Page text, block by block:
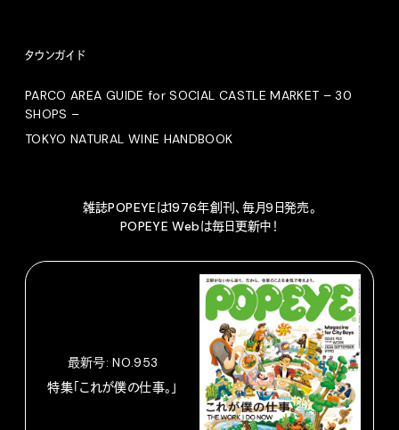
タウンガイド
PARCO AREA GUIDE for SOCIAL CASTLE MARKET – 30
SHOPS –
TOKYO NATURAL WINE HANDBOOK
雑誌POPEYEは1976年創刊、毎月9日発売。
POPEYE Webは毎日更新中！
最新号: NO.953
特集「これが僕の仕事。」